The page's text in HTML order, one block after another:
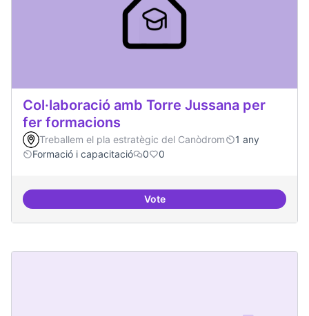
Col·laboració amb Torre Jussana per
fer formacions
Treballem el pla estratègic del Canòdrom
1 any
Formació i capacitació
0 0
VoteCol·laboració amb Torre